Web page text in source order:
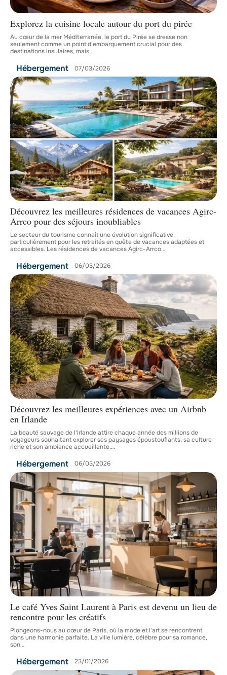
Explorez la cuisine locale autour du port du pirée
Au cœur de la mer Méditerranée, le port du Pirée se dresse non
seulement comme un point d'embarquement crucial pour des
destinations insulaires, mais…
Hébergement 07/03/2026
Découvrez les meilleures résidences de vacances Agirc-
Arrco pour des séjours inoubliables
Le secteur du tourisme connaît une évolution significative,
particulièrement pour les retraités en quête de vacances adaptées et
accessibles. Les résidences de vacances Agirc-Arrco…
Hébergement 06/03/2026
Découvrez les meilleures expériences avec un Airbnb
en Irlande
La beauté sauvage de l'Irlande attire chaque année des millions de
voyageurs souhaitant explorer ses paysages époustouflants, sa culture
riche et son ambiance accueillante.…
Hébergement 06/03/2026
Le café Yves Saint Laurent à Paris est devenu un lieu de
rencontre pour les créatifs
Plongeons-nous au cœur de Paris, où la mode et l'art se rencontrent
dans une harmonie parfaite. La ville lumière, célèbre pour sa romance,
son…
Hébergement 23/01/2026